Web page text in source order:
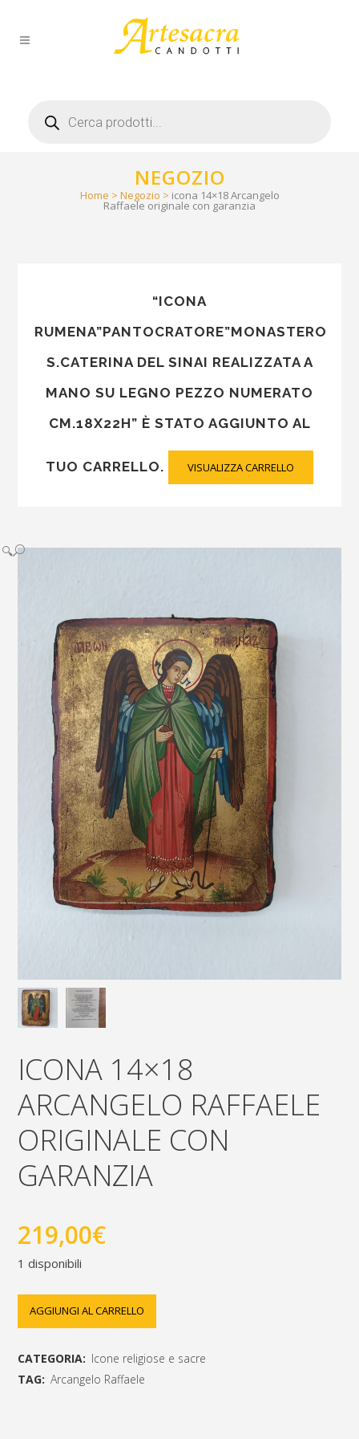
search
NEGOZIO
Home > Negozio > icona 14×18 Arcangelo
Raffaele originale con garanzia
“ICONA
RUMENA”PANTOCRATORE”MONASTERO
S.CATERINA DEL SINAI REALIZZATA A
MANO SU LEGNO PEZZO NUMERATO
CM.18X22H” È STATO AGGIUNTO AL
TUO CARRELLO. VISUALIZZA CARRELLO
🔍
ICONA 14×18
ARCANGELO RAFFAELE
ORIGINALE CON
GARANZIA
219,00€
1 disponibili
icona
AGGIUNGI AL CARRELLO
CATEGORIA: Icone religiose e sacre
TAG: Arcangelo Raffaele